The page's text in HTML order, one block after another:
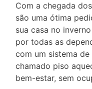
Com a chegada
são uma ótima
sua casa no
por todas as
com um sistema
chamado piso
bem-estar, sem